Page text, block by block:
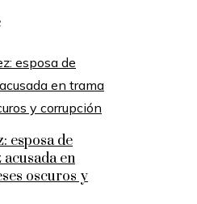
esposa de
en
oscuros y